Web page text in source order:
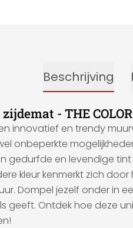
Beschrijving
- THE
innovatief en trendy
onbeperkte
gedurfde en levendige
kleur kenmerkt zich
Dompel jezelf onder in
geeft. Ontdek hoe deze